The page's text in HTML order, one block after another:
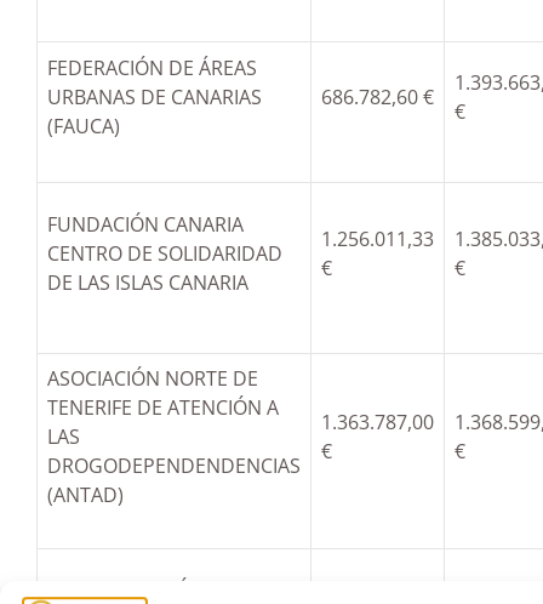
FEDERACIÓN DE ÁREAS
URBANAS DE CANARIAS
(FAUCA)
686.782,60 €
€
FUNDACIÓN CANARIA
CENTRO DE SOLIDARIDAD
DE LAS ISLAS CANARIA
1.256.011,33
€
€
ASOCIACIÓN NORTE DE
TENERIFE DE ATENCIÓN A
LAS
DROGODEPENDENDENCIAS
(ANTAD)
1.363.787,00
€
€
CONFEDERACIÓN CANARIA